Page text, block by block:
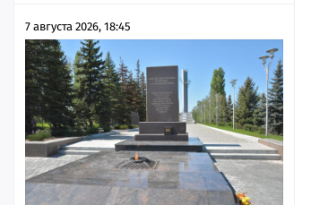
7 августа 2026, 18:45